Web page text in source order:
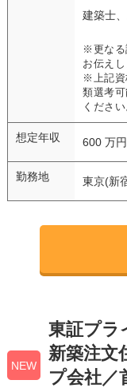
建築士
※更なる
お伝えし
※上記資
類選考
ください
想定年収 600 万
勤務地 東京(新
NEW
東証プ
新築注文
プ会社／